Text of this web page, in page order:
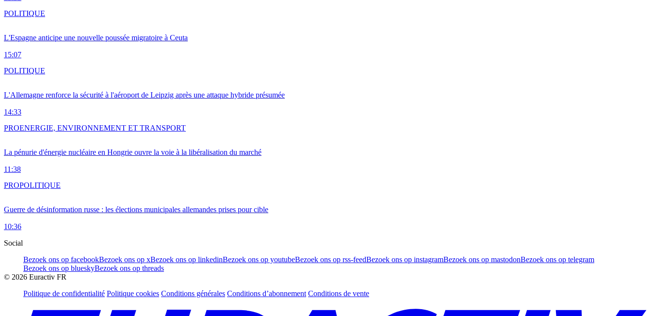
L'Espagne anticipe une nouvelle poussée migratoire à Ceuta
15:07
POLITIQUE
L'Allemagne renforce la sécurité à l'aéroport de Leipzig après une attaque hybride présumée
14:33
POLITIQUE
La pénurie d'énergie nucléaire en Hongrie ouvre la voie à la libéralisation du marché
11:38
PROENERGIE, ENVIRONNEMENT ET TRANSPORT
Guerre de désinformation russe : les élections municipales allemandes prises pour cible
10:36
PROPOLITIQUE
Social
Bezoek ons op facebookBezoek ons op xBezoek ons op linkedinBezoek ons op youtubeBezoek ons op rss-feedBezoek ons op instagramBezoek ons op mastodonBezoek ons op telegram
Bezoek ons op blueskyBezoek ons op threads
© 2026 Euractiv FR
Politique de confidentialité Politique cookies Conditions générales Conditions d’abonnement Conditions de vente